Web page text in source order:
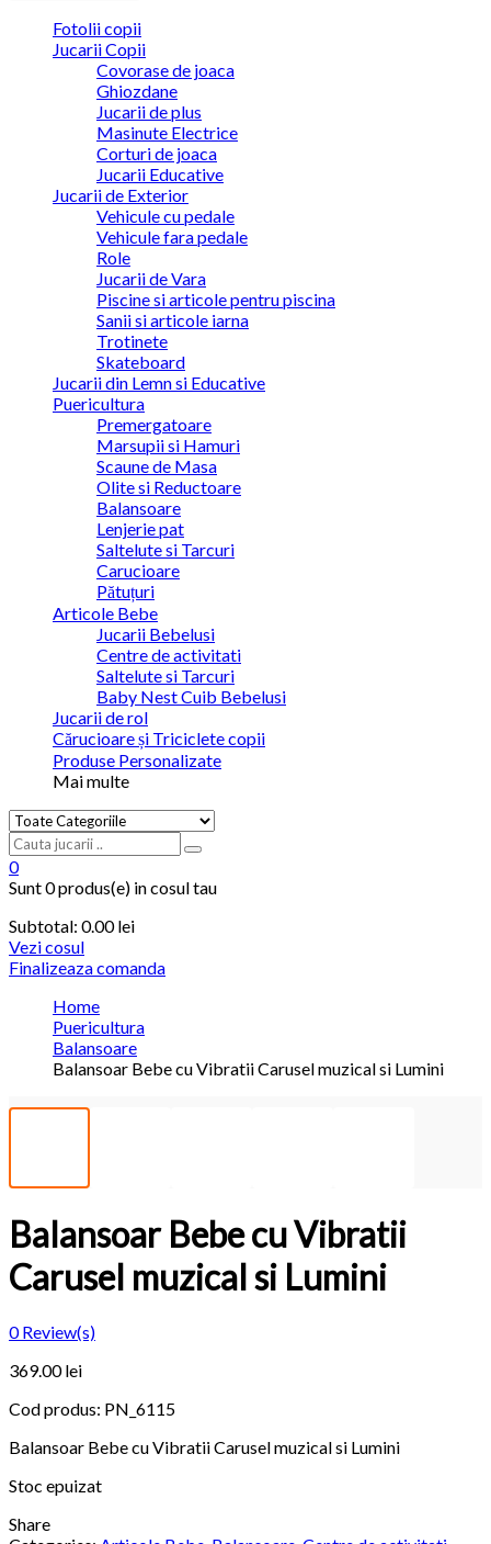
Fotolii copii
Jucarii Copii
Covorase de joaca
Ghiozdane
Jucarii de plus
Masinute Electrice
Corturi de joaca
Jucarii Educative
Jucarii de Exterior
Vehicule cu pedale
Vehicule fara pedale
Role
Jucarii de Vara
Piscine si articole pentru piscina
Sanii si articole iarna
Trotinete
Skateboard
Jucarii din Lemn si Educative
Puericultura
Premergatoare
Marsupii si Hamuri
Scaune de Masa
Olite si Reductoare
Balansoare
Lenjerie pat
Saltelute si Tarcuri
Carucioare
Pătuțuri
Articole Bebe
Jucarii Bebelusi
Centre de activitati
Saltelute si Tarcuri
Baby Nest Cuib Bebelusi
Jucarii de rol
Cărucioare și Triciclete copii
Produse Personalizate
Mai multe
0
Sunt0 produs(e) in cosul tau
Subtotal: 0.00 lei
Vezi cosul
Finalizeaza comanda
Home
Puericultura
Balansoare
Balansoar Bebe cu Vibratii Carusel muzical si Lumini
Balansoar Bebe cu Vibratii
Carusel muzical si Lumini
0Review(s)
369.00 lei
Cod produs: PN_6115
Balansoar Bebe cu Vibratii Carusel muzical si Lumini
Stoc epuizat
Share